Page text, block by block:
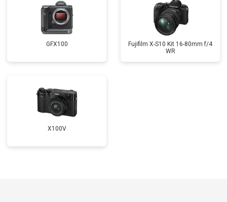
GFX100
Fujifilm X-S10 Kit 16-80mm f/4
WR
X100V